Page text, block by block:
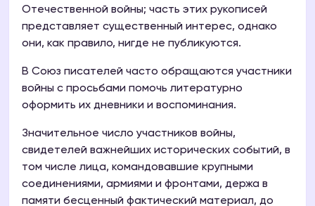
Отечественной войны; часть этих рукописей
представляет существенный интерес, однако
они, как правило, нигде не публикуются.
B Союз писателей часто обращаются участники
войны с просьбами помочь литературно
оформить их дневники и воспоминания.
Значительное число участников войны,
свидетелей важнейших исторических событий, в
том числе лица, командовавшие крупными
соединениями, армиями и фронтами, держа в
памяти бесценный фактический материал, до